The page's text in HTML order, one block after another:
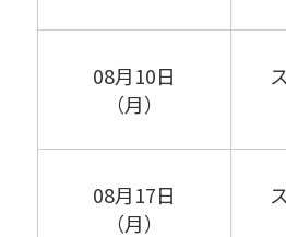
08月10日
（月）
08月17日
（月）